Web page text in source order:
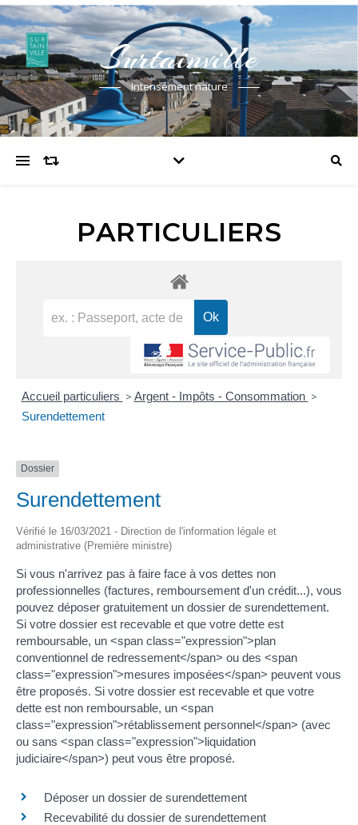
Surtainville
Intensément nature
PARTICULIERS
Accueil particuliers > Argent - Impôts - Consommation >
Surendettement
Dossier
Surendettement
Vérifié le 16/03/2021 - Direction de l'information légale et
administrative (Première ministre)
Si vous n'arrivez pas à faire face à vos dettes non
professionnelles (factures, remboursement d'un crédit...), vous
pouvez déposer gratuitement un dossier de surendettement.
Si votre dossier est recevable et que votre dette est
remboursable, un <span class="expression">plan
conventionnel de redressement</span> ou des <span
class="expression">mesures imposées</span> peuvent vous
être proposés. Si votre dossier est recevable et que votre
dette est non remboursable, un <span
class="expression">rétablissement personnel</span> (avec
ou sans <span class="expression">liquidation
judiciaire</span>) peut vous être proposé.
Déposer un dossier de surendettement
Recevabilité du dossier de surendettement